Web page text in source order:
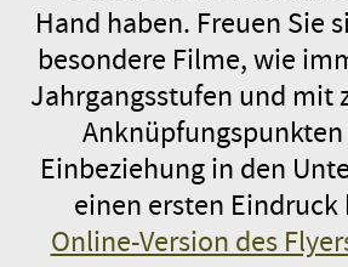
Hand haben. Freuen Sie
besondere Filme, wie
Jahrgangsstufen und mit
Einbeziehung in den
einen ersten Eindruck
Online-Version des